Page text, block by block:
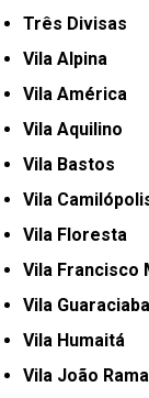
Três Divisas
Vila Alpina
Vila América
Vila Aquilino
Vila Bastos
Vila
Vila Floresta
Vila
Vila Guaraciaba
Vila Humaitá
Vila João